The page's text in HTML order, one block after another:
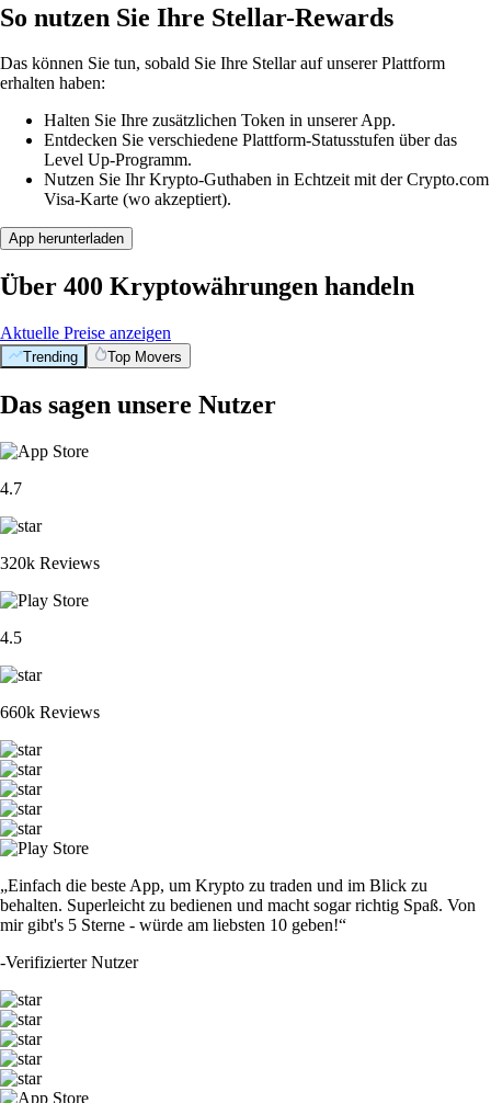
So nutzen Sie Ihre Stellar-Rewards
Das können Sie tun, sobald Sie Ihre Stellar auf unserer Plattform
erhalten haben:
Halten Sie Ihre zusätzlichen Token in unserer App.
Entdecken Sie verschiedene Plattform-Statusstufen über das
Level Up-Programm.
Nutzen Sie Ihr Krypto-Guthaben in Echtzeit mit der Crypto.com
Visa-Karte (wo akzeptiert).
App herunterladen
Über 400 Kryptowährungen handeln
Aktuelle Preise anzeigen
Trending Top Movers
Das sagen unsere Nutzer
4.7
320k Reviews
4.5
660k Reviews
„Einfach die beste App, um Krypto zu traden und im Blick zu
behalten. Superleicht zu bedienen und macht sogar richtig Spaß. Von
mir gibt's 5 Sterne - würde am liebsten 10 geben!“
-Verifizierter Nutzer